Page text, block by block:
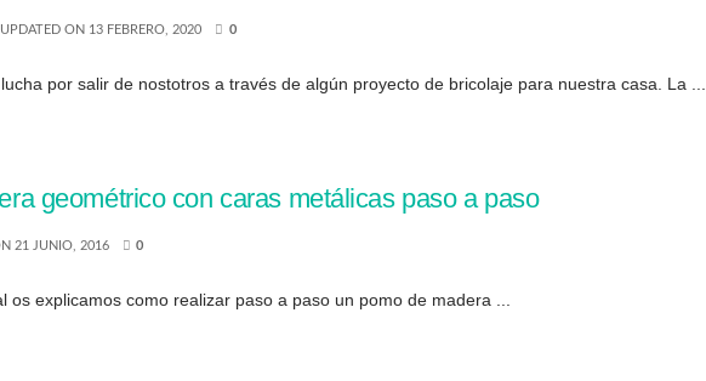
ON 13 FEBRERO, 2020 0
por salir de nostotros a través de algún proyecto de bricolaje para nuestra casa. La ...
geométrico con caras metálicas paso a paso
21 JUNIO, 2016 0
os explicamos como realizar paso a paso un pomo de madera ...